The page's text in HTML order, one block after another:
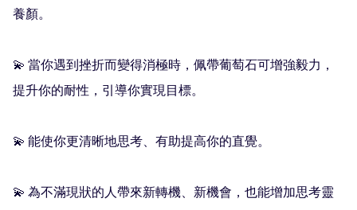
養顏。
💫 當你遇到挫折而變得消極時，佩帶葡萄石可增強毅力，
提升你的耐性，引導你實現目標。
💫 能使你更清晰地思考、有助提高你的直覺。
💫 為不滿現狀的人帶來新轉機、新機會，也能增加思考靈